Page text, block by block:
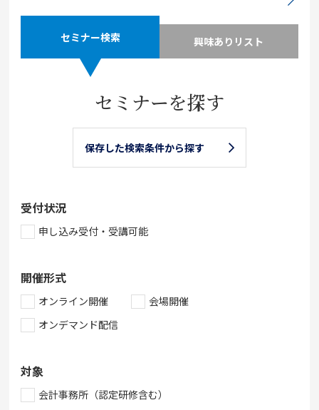
セミナー検索 興味ありリスト
セミナーを探す
保存した検索条件から探す
受付状況
申し込み受付・受講可能
開催形式
オンライン開催
会場開催
オンデマンド配信
対象
会計事務所（認定研修含む）